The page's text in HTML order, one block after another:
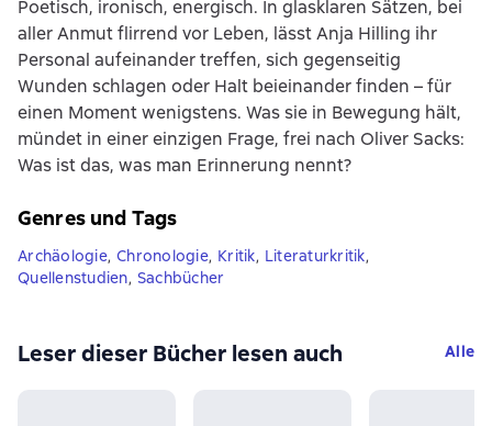
Poetisch, ironisch, energisch. In glasklaren Sätzen, bei
aller Anmut flirrend vor Leben, lässt Anja Hilling ihr
Personal aufeinander treffen, sich gegenseitig
Wunden schlagen oder Halt beieinander finden – für
einen Moment wenigstens. Was sie in Bewegung hält,
mündet in einer einzigen Frage, frei nach Oliver Sacks:
Was ist das, was man Erinnerung nennt?
Genres und Tags
Archäologie, Chronologie, Kritik, Literaturkritik,
Quellenstudien, Sachbücher
Leser dieser Bücher lesen auch Alle